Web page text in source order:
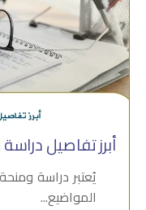
أبرز تفاصيل
يُعتبر دراسة
المواضيع...